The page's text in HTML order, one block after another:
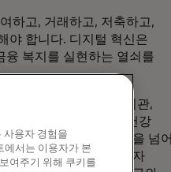
하고, 거래하고, 저축하고,
야 합니다. 디지털 혁신은
융 복지를 실현하는 열쇠를
금융기관,
워크인 글로벌 금융 건강
및 중소기업의 접근성을 넘어
는 통찰력을 공유하고자
사용자 경험을
서는 이용자가 본
여주기 위해 쿠키를